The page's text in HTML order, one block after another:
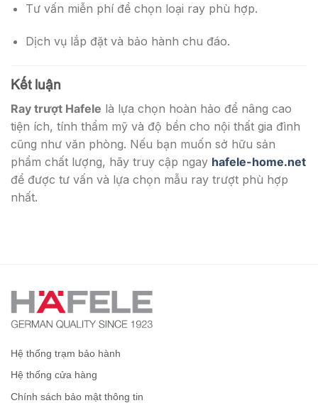
Tư vấn miễn phí để chọn loại ray phù hợp.
Dịch vụ lắp đặt và bảo hành chu đáo.
Kết luận
Ray trượt Hafele là lựa chọn hoàn hảo để nâng cao
tiện ích, tính thẩm mỹ và độ bền cho nội thất gia đình
cũng như văn phòng. Nếu bạn muốn sở hữu sản
phẩm chất lượng, hãy truy cập ngay hafele-home.net
để được tư vấn và lựa chọn mẫu ray trượt phù hợp
nhất.
Hệ thống trạm bảo hành
Hệ thống cửa hàng
Chính sách bảo mật thông tin